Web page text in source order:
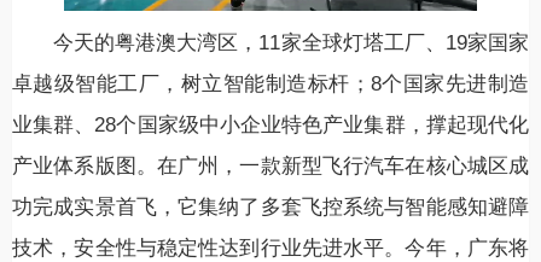
今天的粤港澳大湾区，11家全球灯塔工厂、19家国家
卓越级智能工厂，树立智能制造标杆；8个国家先进制造
业集群、28个国家级中小企业特色产业集群，撑起现代化
产业体系版图。在广州，一款新型飞行汽车在核心城区成
功完成实景首飞，它集纳了多套飞控系统与智能感知避障
技术，安全性与稳定性达到行业先进水平。今年，广东将